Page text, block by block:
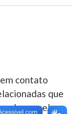
contato
que
cancelar o